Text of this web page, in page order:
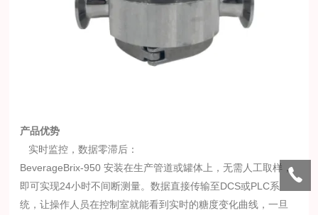
产品优势
实时监控，数据零滞后：
BeverageBrix-950 安装在生产管道或罐体上，无需人工取样，
即可实现24小时不间断测量。数据直接传输至DCS或PLC系
统，让操作人员在控制室就能看到实时的糖度变化曲线，一旦